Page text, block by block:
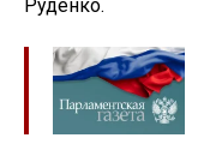
Руденко.